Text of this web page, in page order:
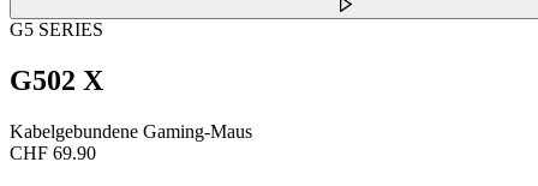
G5 SERIES
G502 X
Kabelgebundene Gaming-Maus
CHF 69.90